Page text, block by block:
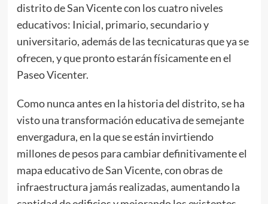
distrito de San Vicente con los cuatro niveles
educativos: Inicial, primario, secundario y
universitario, además de las tecnicaturas que ya se
ofrecen, y que pronto estarán físicamente en el
Paseo Vicenter.
Como nunca antes en la historia del distrito, se ha
visto una transformación educativa de semejante
envergadura, en la que se están invirtiendo
millones de pesos para cambiar definitivamente el
mapa educativo de San Vicente, con obras de
infraestructura jamás realizadas, aumentando la